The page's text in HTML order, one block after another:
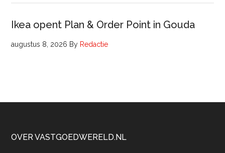
Ikea opent Plan & Order Point in Gouda
augustus 8, 2026 By Redactie
Footer
OVER VASTGOEDWERELD.NL